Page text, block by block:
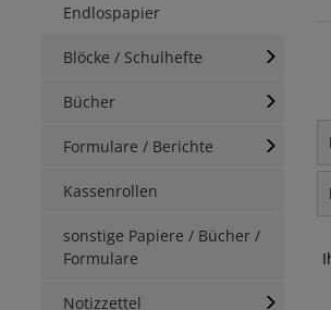
Endlospapier
Blöcke / Schulhefte
Bücher
Formulare / Berichte
Kassenrollen
sonstige Papiere / Bücher /
Formulare
Notizzettel